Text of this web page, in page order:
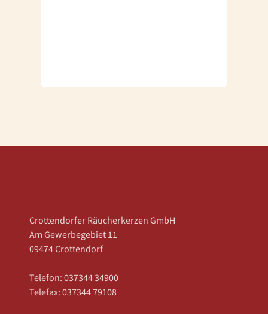
Crottendorfer Räucherkerzen GmbH
Am Gewerbegebiet 11
09474 Crottendorf
Telefon: 037344 34900
Telefax: 037344 79108